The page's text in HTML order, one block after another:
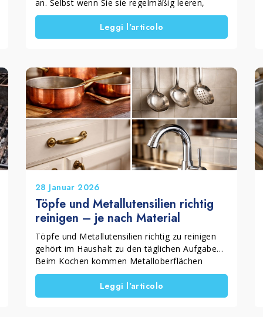
an. Selbst wenn Sie sie regelmäßig leeren,
können Feuchtigkeit und auslaufende
Flüssigkeiten einen hartnäckigen Geruch
hinterlassen.
sauberer und angenehmer zu halten.
Im Folgenden finden Sie die gängigsten
Hausmittel sowie eine praktische Anleitung zur
Anwendung von Natriumpercarbonat –
besonders sinnvoll, wenn der Geruch der
Biotonne immer wieder zurückkehrt.
Leggi l'articolo
28 Januar 2026
Töpfe und Metallutensilien richtig
reinigen – je nach Material
Töpfe und Metallutensilien richtig zu reinigen
gehört im Haushalt zu den täglichen Aufgaben.
Beim Kochen kommen Metalloberflächen
ständig mit Lebensmitteln, Hitze und Wasser in
Dabei treten typische Probleme auf. Edelstahl
Leggi l'articolo